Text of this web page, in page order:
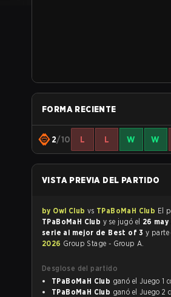
FORMA RECIENTE
2/10 L L W W
VISTA PREVIA DEL PARTIDO
by Owl Club vs TPaBoMaH Club
TPaBoMaH Club y se jugó el 26 may
serie al mejor de Best of 3y parte
2026 Group Stage - Group A.
Desglose del partido
TPaBoMaH Club
ganó
TPaBoMaH Club